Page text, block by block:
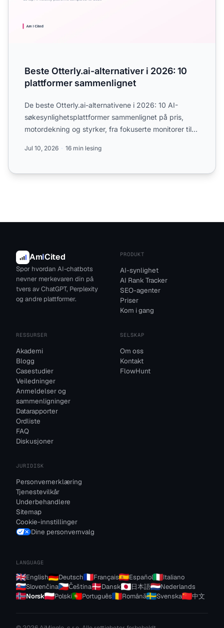
Beste Otterly.ai-alternativer i 2026: 10
plattformer sammenlignet
De beste Otterly.ai-alternativene i 2026: 10 AI-
søkesynlighetsplattformer sammenlignet på pris,
motordekning og styrker, fra fokuserte monitorer til
Jul 10, 2026 16 min lesing
AmICited
Spor hvordan AI-chatbots
nevner merkevaren din på
tvers av ChatGPT, Perplexity
og andre plattformer.
PRODUKT
AI-synlighet
AI Rank Tracker
SEO-agenter
Priser
Kom i gang
RESSURSER
Akademi
Blogg
Casestudier
Veiledninger
Anmeldelser og
sammenligninger
Datarapporter
Ordliste
FAQ
Diskusjoner
SELSKAP
Om oss
Kontakt
FlowHunt
JURIDISK
Personvernerklæring
Tjenestevilkår
Underbehandlere
Sitemap
Cookie-innstillinger
Dine personvernvalg
LANGUAGE
English Deutsch Français Español
Italiano
Slovenčina
Čeština Dansk 日本語
Nederlands
Norsk
Polski Português Română Svenska 中文